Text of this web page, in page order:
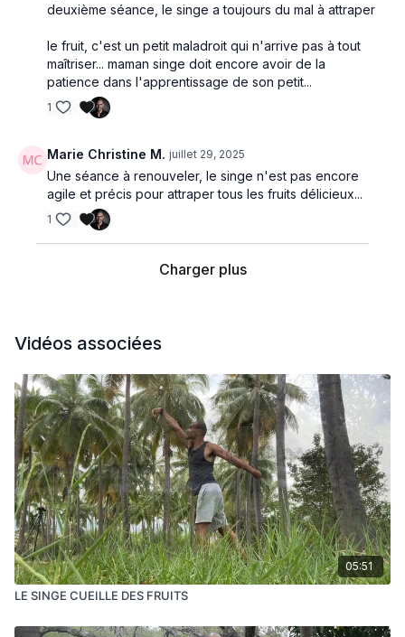
deuxième séance, le singe a toujours du mal à attraper
le fruit, c'est un petit maladroit qui n'arrive pas à tout
maîtriser... maman singe doit encore avoir de la
patience dans l'apprentissage de son petit...
1
Marie Christine M. juillet 29, 2025
Une séance à renouveler, le singe n'est pas encore
agile et précis pour attraper tous les fruits délicieux...
1
Charger plus
Vidéos associées
05:51
LE SINGE CUEILLE DES FRUITS